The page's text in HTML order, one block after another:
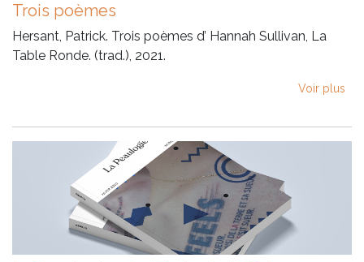
Trois poèmes
Hersant, Patrick. Trois poèmes d’ Hannah Sullivan, La
Table Ronde. (trad.), 2021.
Voir plus